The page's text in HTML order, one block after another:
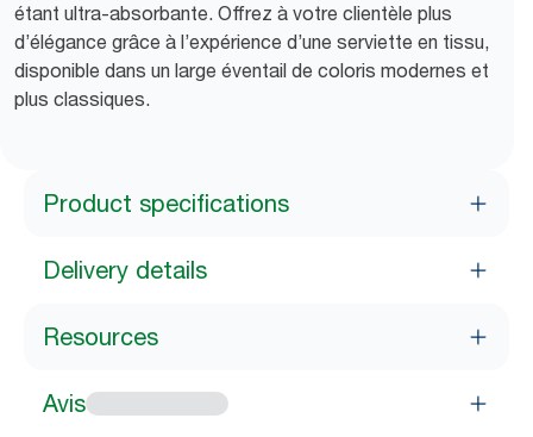
étant ultra-absorbante. Offrez à votre clientèle plus
d’élégance grâce à l’expérience d’une serviette en tissu,
disponible dans un large éventail de coloris modernes et
plus classiques.
Product specifications
Delivery details
Resources
Avis